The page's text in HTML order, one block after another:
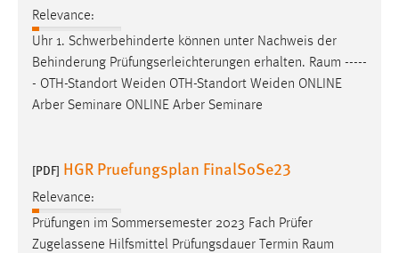
Relevance:
Uhr 1. Schwerbehinderte können unter Nachweis der
Behinderung Prüfungserleichterungen erhalten. Raum -----
- OTH-Standort Weiden OTH-Standort Weiden ONLINE
Arber Seminare ONLINE Arber Seminare
[PDF] HGR Pruefungsplan FinalSoSe23
Relevance:
Prüfungen im Sommersemester 2023 Fach Prüfer
Zugelassene Hilfsmittel Prüfungsdauer Termin Raum